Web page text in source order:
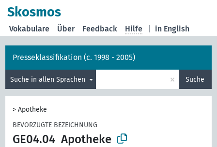
Skosmos
in English
Vokabulare Über Feedback Hilfe
Presseklassifikation (c. 1998 - 2005)
Suche in allen Sprachen × Suche
>Apotheke
BEVORZUGTE BEZEICHNUNG
GE04.04 Apotheke